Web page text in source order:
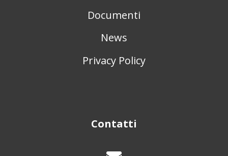
Documenti
News
Privacy Policy
Contatti